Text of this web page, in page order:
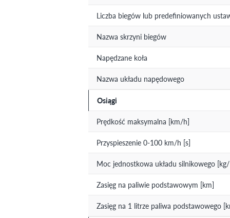
Liczba biegów lub predefiniowanych
Nazwa skrzyni biegów
Napędzane koła
Nazwa układu napędowego
Osiągi
Prędkość maksymalna [km/h]
Przyspieszenie 0-100 km/h [s]
Moc jednostkowa układu silnikowego
Zasięg na paliwie podstawowym [km]
Zasięg na 1 litrze paliwa podstawowego